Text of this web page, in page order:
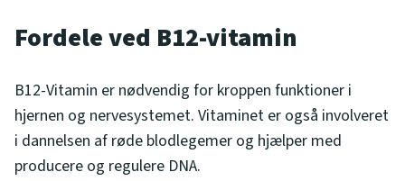
Fordele ved B12-vitamin
B12-Vitamin er nødvendig for kroppen funktioner i
hjernen og nervesystemet. Vitaminet er også involveret
i dannelsen af røde blodlegemer og hjælper med
producere og regulere DNA.